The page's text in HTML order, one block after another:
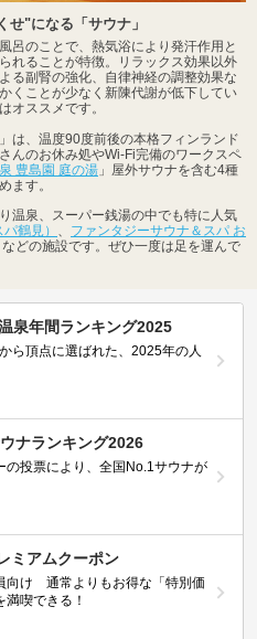
せ"になる「サウナ」
呂のことで、熱気浴により発汗作用と
れることが特徴。リラックス効果以外
る副腎の強化、自律神経の調整効果な
くことが少なく新陳代謝が低下してい
オススメです。
」は、温度90度前後の本格フィンランド
んのお休み処やWi-Fi完備のワークスペ
豊島園 庭の湯 」屋外サウナを含む4種
ます。
温泉、スーパー銭湯の中でも特に人気
鶴見） 、 ファンタジーサウナ＆スパ お
などの施設です。ぜひ一度は足を運んで
泉年間ランキング2025
ら頂点に選ばれた、2025年の人
ナランキング2026
の投票により、全国No.1サウナが
ミアムクーポン
向け 通常よりもお得な「特別価
喫できる！